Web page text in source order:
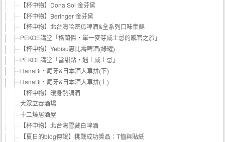
【杯中物】Dona Sol 金芬黛
【杯中物】Beringer 金芬黛
【杯中物】北台灣哈密瓜啤酒&全系列口味集錦
PEKOE講堂「格蘭傑‧單一麥芽威士忌的感官之旅」
【杯中物】Yebisu惠比壽啤酒(綠罐)
PEKOE講堂「當甜點，遇上威士忌」
HanaBi‧尾牙&日本酒大車拼(下)
HanaBi‧尾牙&日本酒大車拼(上)
【杯中物】暖身熱調酒
大眾立吞酒場
十二燒居酒屋
【杯中物】北台灣雪藏白啤酒
【夏日的blog傳說】挑戰成功獎品：T恤與貼紙